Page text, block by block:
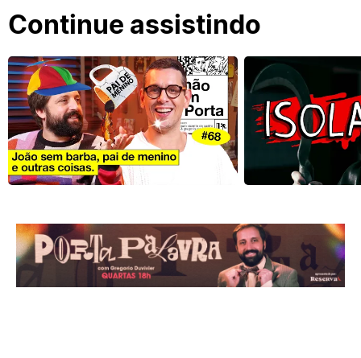
Continue assistindo